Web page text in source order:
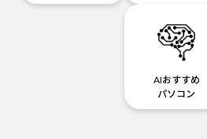
AIおすすめ
パソコン